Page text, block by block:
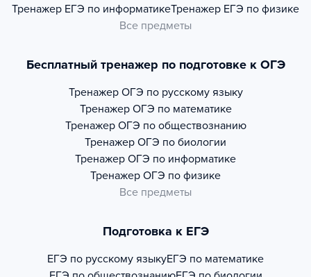
Тренажер ЕГЭ по информатикеТренажер ЕГЭ по физике
Все предметы
Бесплатный тренажер по подготовке к ОГЭ
Тренажер ОГЭ по русскому языку
Тренажер ОГЭ по математике
Тренажер ОГЭ по обществознанию
Тренажер ОГЭ по биологии
Тренажер ОГЭ по информатике
Тренажер ОГЭ по физике
Все предметы
Подготовка к ЕГЭ
ЕГЭ по русскому языкуЕГЭ по математике